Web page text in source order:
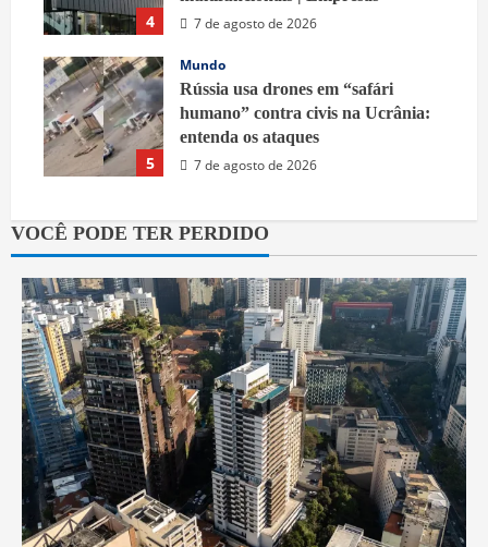
4
7 de agosto de 2026
5
Mundo
Rússia usa drones em “safári
humano” contra civis na Ucrânia:
entenda os ataques
7 de agosto de 2026
VOCÊ PODE TER PERDIDO